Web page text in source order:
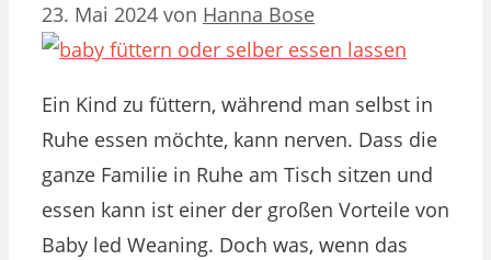
23. Mai 2024 von Hanna Bose
Ein Kind zu füttern, während man selbst in
Ruhe essen möchte, kann nerven. Dass die
ganze Familie in Ruhe am Tisch sitzen und
essen kann ist einer der großen Vorteile von
Baby led Weaning. Doch was, wenn das